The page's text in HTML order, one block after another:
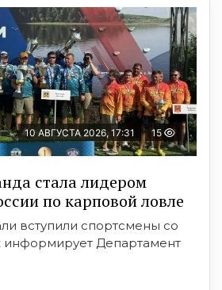
10 АВГУСТА 2026, 17:31 15
стала лидером
по карповой ловле
вступили спортсмены со
информирует Департамент